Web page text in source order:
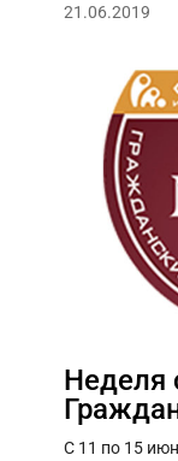
21.06.2019
Неделя
C 11 по 15